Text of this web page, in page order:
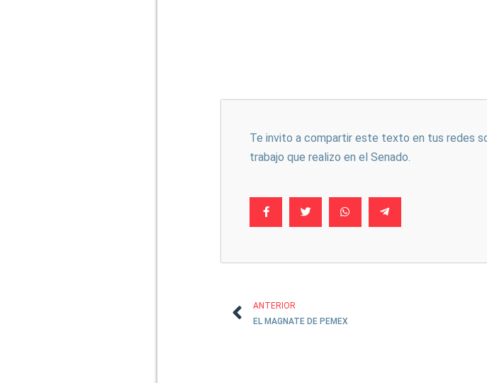
Te invito a compartir este texto en tus redes
trabajo que realizo en el Senado.
ANTERIOR
EL MAGNATE DE PEMEX